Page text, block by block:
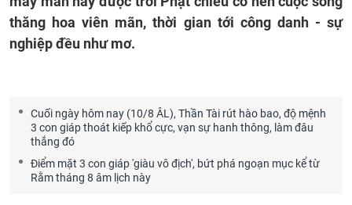
thăng hoa viên mãn, thời gian tới công danh - sự
nghiệp đều như mơ.
Cuối ngày hôm nay (10/8 ÂL), Thần Tài rút hào bao, độ mệnh
3 con giáp thoát kiếp khổ cực, vạn sự hanh thông, làm đâu
thắng đó
Điểm mặt 3 con giáp 'giàu vô địch', bứt phá ngoạn mục kể từ
Rằm tháng 8 âm lịch này